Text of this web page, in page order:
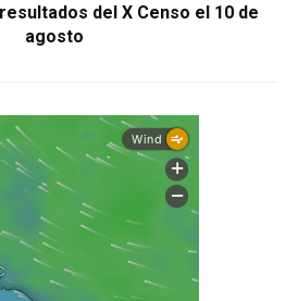
del X Censo el 10 de
agosto